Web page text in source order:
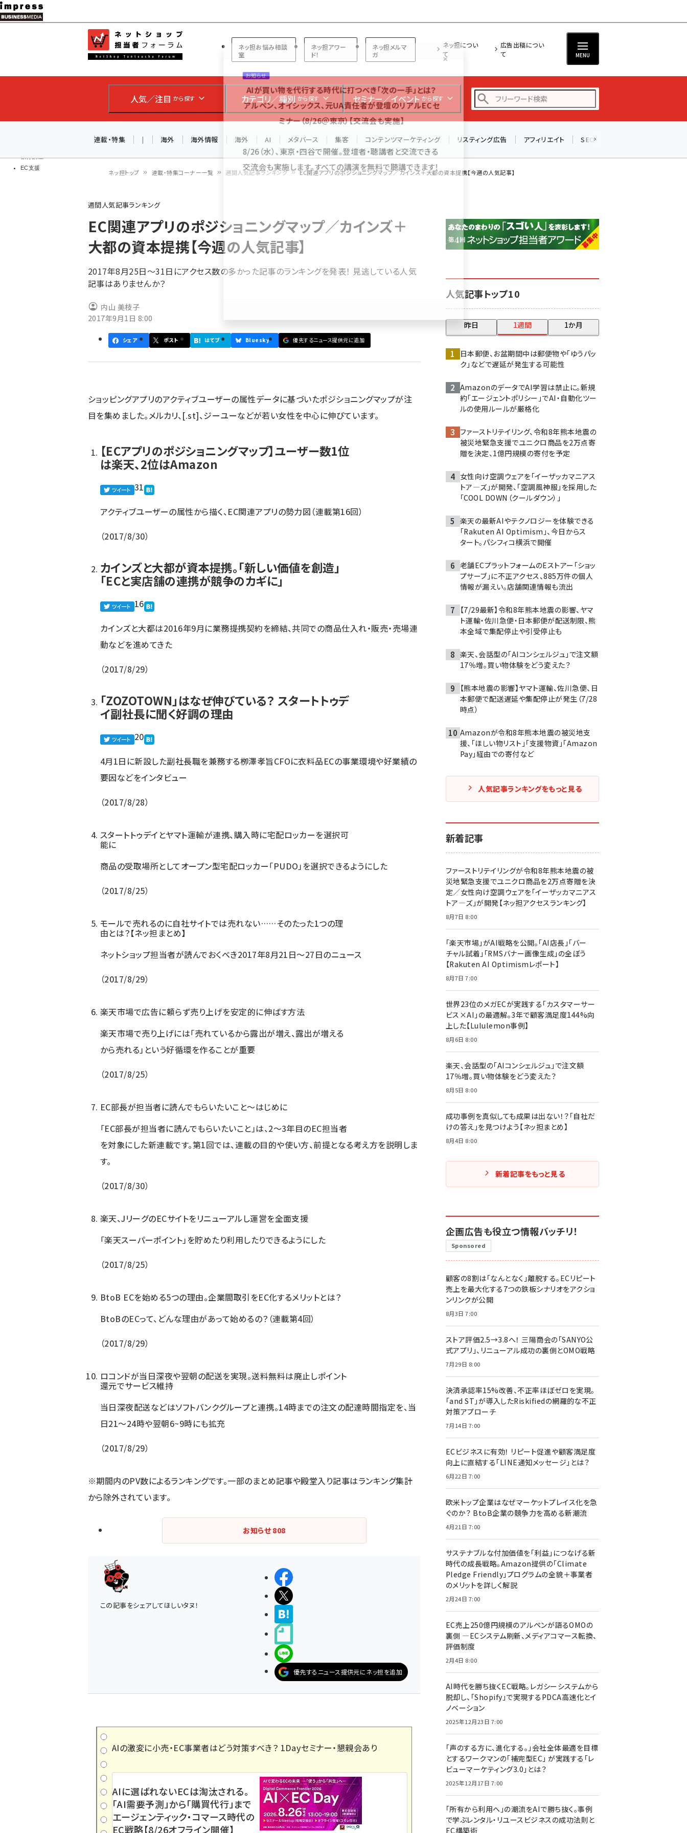
メ
イ
ン
ツ
移
教育講座
EC支援
ネットショップ担当者フォーラム
ネッ担お悩み相談
室
ネッ担アワー
ド！
ネッ担メルマ
ガ
ネッ担につい
て
広告出稿につい
て
MENU
人気／注目 から探す カテゴリ／種別 から探す セミナー／イベント から探す
アスクル (1122)
base (1083)
連載・特集 | 海外 海外情報 海外 AI メタバース 集客 コンテンツマーケティング リスティング広告 アフィリエイト SEO
ン
く
ず
ネッ担トップ 連載・特集コーナー一覧 週間人気記事ランキング EC関連アプリのポジショニングマップ／カインズ＋大都の資本提携【今週の人気記事】
週間人気記事ランキング
EC関連アプリのポジショニングマップ／カインズ＋
大都の資本提携【今週の人気記事】
2017年8月25日～31日にアクセス数の多かった記事のランキングを発表！ 見逃している人気
記事はありませんか？
内山 美枝子
2017年9月1日 8:00
シェア ポスト はてブ Bluesky 優先するニュース提供元に追加
ショッピングアプリのアクティブユーザーの属性データに基づいたポジショニングマップが注
目を集めました。メルカリ、[.st]、ジーユーなどが若い女性を中心に伸びています。
【ECアプリのポジショニングマップ】ユーザー数1位
は楽天、2位はAmazon
31
アクティブユーザーの属性から描く、EC関連アプリの勢力図（連載第16回）
2017/8/30
カインズと大都が資本提携。「新しい価値を創造」
「ECと実店舗の連携が競争のカギに」
16
カインズと大都は2016年9月に業務提携契約を締結、共同での商品仕入れ・販売・売場連
動などを進めてきた
2017/8/29
「ZOZOTOWN」はなぜ伸びている？ スタートトゥデ
イ副社長に聞く好調の理由
20
4月1日に新設した副社長職を兼務する栁澤孝旨CFOに衣料品ECの事業環境や好業績の
要因などをインタビュー
2017/8/28
スタートトゥデイとヤマト運輸が連携、購入時に宅配ロッカーを選択可
能に
商品の受取場所としてオープン型宅配ロッカー「PUDO」を選択できるようにした
2017/8/25
モールで売れるのに自社サイトでは売れない……そのたった1つの理
由とは？【ネッ担まとめ】
ネットショップ担当者が読んでおくべき2017年8月21日〜27日のニュース
2017/8/29
楽天市場で広告に頼らず売り上げを安定的に伸ばす方法
楽天市場で売り上げには「売れているから露出が増え、露出が増える
から売れる」という好循環を作ることが重要
2017/8/25
EC部長が担当者に読んでもらいたいこと～はじめに
「EC部長が担当者に読んでもらいたいこと」は、2～3年目のEC担当者
を対象にした新連載です。第1回では、連載の目的や使い方、前提となる考え方を説明しま
す。
2017/8/30
楽天、JリーグのECサイトをリニューアルし運営を全面支援
「楽天スーパーポイント」を貯めたり利用したりできるようにした
2017/8/25
BtoB ECを始める5つの理由。企業間取引をEC化するメリットとは？
BtoBのECって、どんな理由があって始めるの？（連載第4回）
2017/8/29
ロコンドが当日深夜や翌朝の配送を実現。送料無料は廃止しポイント
還元でサービス維持
当日深夜配送などはソフトバンクグループと連携。14時までの注文の配達時間指定を、当
日21〜24時や翌朝6~9時にも拡充
2017/8/29
※期間内のPV数によるランキングです。一部のまとめ記事や殿堂入り記事はランキング集計
から除外されています。
お知らせ808
この記事をシェアしてほしいタヌ！
優先するニュース提供元にネッ担を追加
AIの激変に小売・EC事業者はどう対策すべき？ 1Dayセミナー・懇親会あり
AIに選ばれないECは淘汰される。
「AI需要予測」から「購買代行」まで
エージェンティック・コマース時代の
EC戦略【8/26オフライン開催】
人気記事トップ10
昨日 1週間 1か月
日本郵便、お盆期間中は郵便物や「ゆうパッ
ク」などで遅延が発生する可能性
AmazonのデータでAI学習は禁止に。新規
約「エージェントポリシー」でAI・自動化ツー
ルの使用ルールが厳格化
ファーストリテイリング、令和8年熊本地震の
被災地緊急支援でユニクロ商品を2万点寄
贈を決定、1億円規模の寄付を予定
女性向け空調ウェアを「イーザッカマニアス
トア―ズ」が開発、「空調風神服」を採用した
「COOL DOWN（クールダウン）」
楽天の最新AIやテクノロジーを体験できる
「Rakuten AI Optimism」、今日からス
タート。パシフィコ横浜で開催
老舗ECプラットフォームのEストアー「ショッ
プサーブ」に不正アクセス、885万件の個人
情報が漏えい。店舗関連情報も流出
【7/29最新】令和8年熊本地震の影響、ヤマ
ト運輸・佐川急便・日本郵便が配送制限、熊
本全域で集配停止や引受停止も
楽天、会話型の「AIコンシェルジュ」で注文額
17％増。買い物体験をどう変えた？
【熊本地震の影響】ヤマト運輸、佐川急便、日
本郵便で配送遅延や集配停止が発生（7/28
時点）
Amazonが令和8年熊本地震の被災地支
援、「ほしい物リスト」「支援物資」「Amazon
Pay」経由での寄付など
人気記事ランキングをもっと見る
新着記事
ファーストリテイリングが令和8年熊本地震の被
災地緊急支援でユニクロ商品を2万点寄贈を決
定／女性向け空調ウェアを「イーザッカマニアス
トア―ズ」が開発【ネッ担アクセスランキング】
8月7日 8:00
「楽天市場」がAI戦略を公開。「AI店長」「バー
チャル試着」「RMSバナー画像生成」の全ぼう
【Rakuten AI Optimismレポート】
8月7日 7:00
世界23位のメガECが実践する「カスタマーサー
ビス×AI」の最適解。3年で顧客満足度144%向
上した【Lululemon事例】
8月6日 8:00
楽天、会話型の「AIコンシェルジュ」で注文額
17％増。買い物体験をどう変えた？
8月5日 8:00
成功事例を真似しても成果は出ない！？「自社だ
けの答え」を見つけよう【ネッ担まとめ】
8月4日 8:00
新着記事をもっと見る
企画広告も役立つ情報バッチリ！
Sponsored
顧客の8割は「なんとなく」離脱する。ECリピート
売上を最大化する7つの鉄板シナリオをアクショ
ンリンクが公開
8月3日 7:00
ストア評価2.5→3.8へ！ 三陽商会の「SANYO公
式アプリ」、リニューアル成功の裏側とOMO戦略
7月29日 8:00
決済承認率15%改善、不正率ほぼゼロを実現。
「and ST」が導入したRiskifiedの網羅的な不正
対策アプローチ
7月14日 7:00
ECビジネスに有効！ リピート促進や顧客満足度
向上に直結する「LINE通知メッセージ」とは？
6月22日 7:00
欧米トップ企業はなぜマーケットプレイス化を急
ぐのか？ BtoB企業の競争力を高める新潮流
4月21日 7:00
サステナブルな付加価値を「利益」につなげる新
時代の成長戦略。Amazon提供の「Climate
Pledge Friendly」プログラムの全貌＋事業者
のメリットを詳しく解説
2月24日 7:00
EC売上250億円規模のアルペンが語るOMOの
裏側 ―ECシステム刷新、メディアコマース転換、
評価制度
2月4日 8:00
AI時代を勝ち抜くEC戦略。レガシーシステムから
脱却し、「Shopify」で実現するPDCA高速化とイ
ノベーション
2025年12月23日 7:00
「声のする方に、進化する。」会社全体最適を目標
とするワークマンの「補完型EC」 が実践する「レ
ビューマーケティング3.0」とは？
2025年12月17日 7:00
「所有から利用へ」の潮流をAIで勝ち抜く。事例
で学ぶレンタル・リユースビジネスの成功法則と
EC構築術
AIが買い物を代行する時代に打つべき「次の一手」とは？
アルペン、オイシックス、元UA責任者が登壇のリアルECセ
ミナー（8/26＠東京）【交流会も実施】
8/26（水）、東京・四谷で開催。登壇者・聴講者と交流できる
交流会も実施します。すべての講演を無料で聴講できます！
参加登録はこちら↑